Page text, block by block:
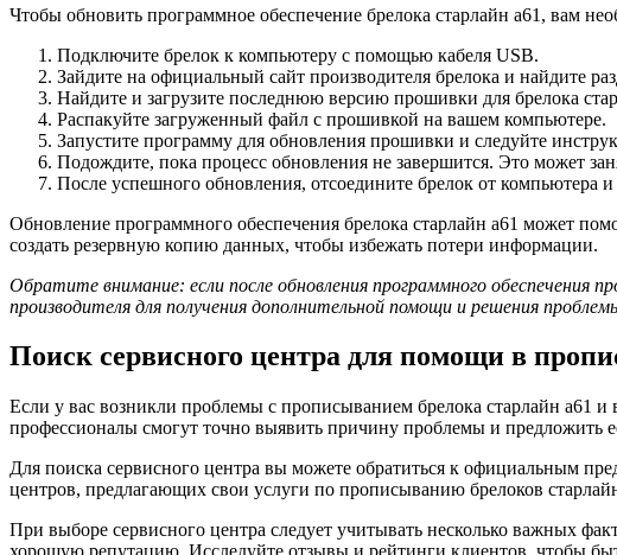
Чтобы обновить программное обеспечение брелока старлайн а61, вам
Подключите брелок к компьютеру с помощью кабеля USB.
Зайдите на официальный сайт производителя брелока и найдите
Найдите и загрузите последнюю версию прошивки для брелока
Распакуйте загруженный файл с прошивкой на вашем компьютере.
Запустите программу для обновления прошивки и следуйте
Подождите, пока процесс обновления не завершится. Это может
После успешного обновления, отсоедините брелок от компьютера и
Обновление программного обеспечения брелока старлайн а61 может
создать резервную копию данных, чтобы избежать потери информации.
Обратите внимание: если после обновления программного обеспечения
производителя для получения дополнительной помощи и решения
Поиск сервисного центра для помощи в
Если у вас возникли проблемы с прописыванием брелока старлайн а61 и
профессионалы смогут точно выявить причину проблемы и предложить
Для поиска сервисного центра вы можете обратиться к официальным
центров, предлагающих свои услуги по прописыванию брелоков
При выборе сервисного центра следует учитывать несколько важных